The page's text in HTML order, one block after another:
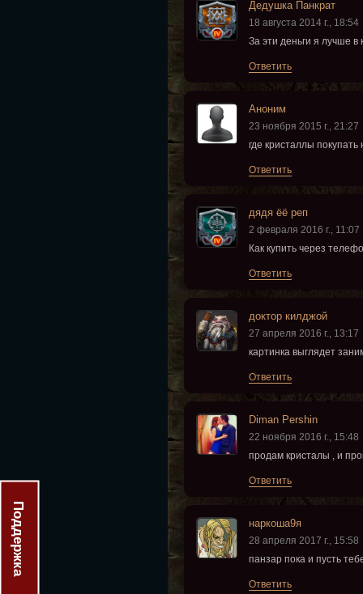
Дедушка Панкрат
18 августа 2014 г., 18:54
За эти деньги я лучше в
Ответить
Аноним
23 ноября 2015 г., 21:27
где кристаллы покупать
Ответить
дядя ёё реп
2 февраля 2016 г., 11:07
Как купить через
Ответить
доктор килджой
27 апреля 2016 г., 13:17
картинка выглядет
Ответить
Diman Pershin
22 ноября 2016 г., 15:48
продам кристалы , и
Ответить
наркоша9я
28 апреля 2017 г., 15:58
панзар пока и пусть
Ответить
Поддержка